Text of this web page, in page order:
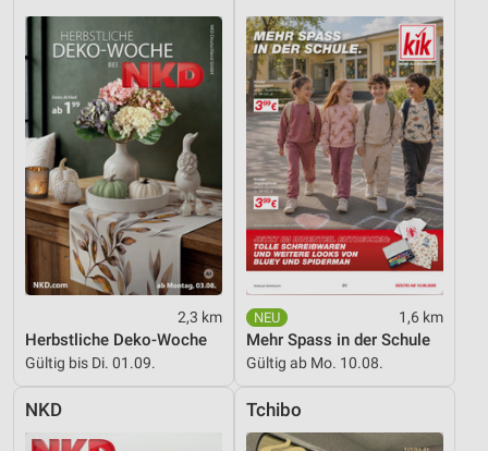
2,3 km
Herbstliche Deko-Woche
Gültig bis Di. 01.09.
1,6 km
Mehr Spass in der Schule
Gültig ab Mo. 10.08.
NKD Tchibo
IAB-Besonderheiten:
Verwendung genauer Standortdaten
Geräte anhand von aktiv angeforderten
Informationen identifizieren
Nicht-IAB-Verarbeitungszwecke:
Notwendig
Performance
Werbung